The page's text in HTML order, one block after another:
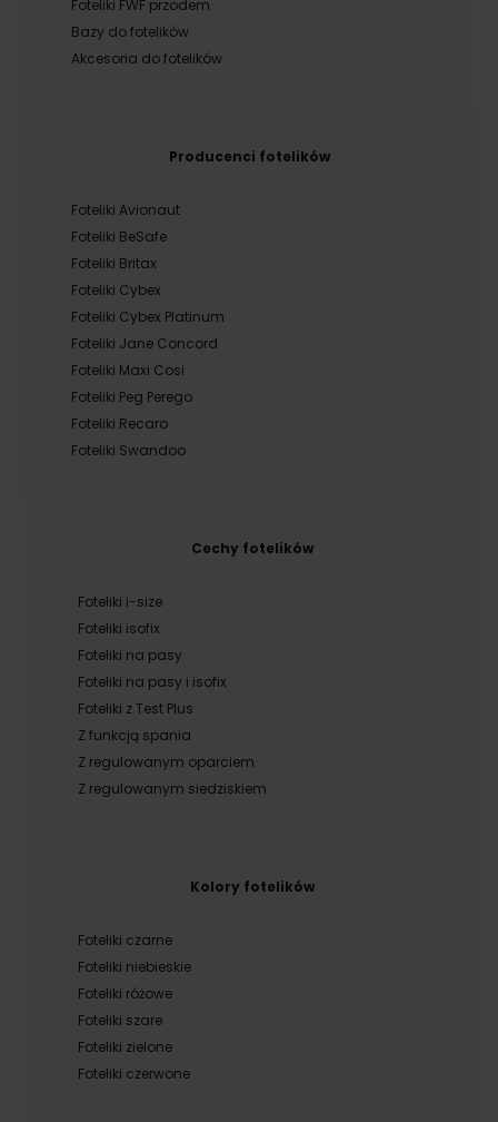
Foteliki FWF przodem
Bazy do fotelików
Akcesoria do fotelików
Producenci fotelików
Foteliki Avionaut
Foteliki BeSafe
Foteliki Britax
Foteliki Cybex
Foteliki Cybex Platinum
Foteliki Jane Concord
Foteliki Maxi Cosi
Foteliki Peg Perego
Foteliki Recaro
Foteliki Swandoo
Cechy fotelików
Foteliki i-size
Foteliki isofix
Foteliki na pasy
Foteliki na pasy i isofix
Foteliki z Test Plus
Z funkcją spania
Z regulowanym oparciem
Z regulowanym siedziskiem
Kolory fotelików
Foteliki czarne
Foteliki niebieskie
Foteliki różowe
Foteliki szare
Foteliki zielone
Foteliki czerwone